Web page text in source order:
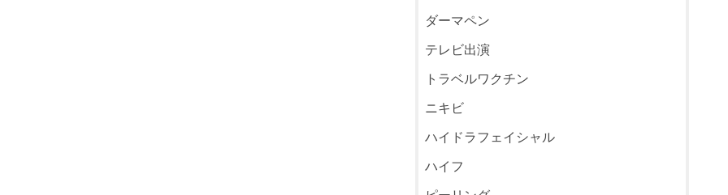
ダーマペン
テレビ出演
トラベルワクチン
ニキビ
ハイドラフェイシャル
ハイフ